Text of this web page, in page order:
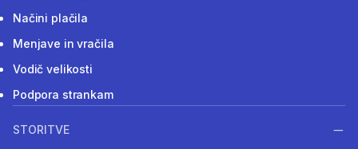
Načini plačila
Menjave in vračila
Vodič velikosti
Podpora strankam
STORITVE